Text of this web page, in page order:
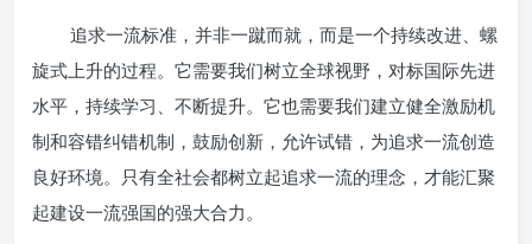
追求一流标准，并非一蹴而就，而是一个持续改进、螺
旋式上升的过程。它需要我们树立全球视野，对标国际先进
水平，持续学习、不断提升。它也需要我们建立健全激励机
制和容错纠错机制，鼓励创新，允许试错，为追求一流创造
良好环境。只有全社会都树立起追求一流的理念，才能汇聚
起建设一流强国的强大合力。